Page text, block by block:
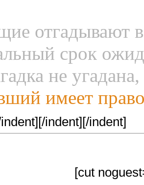
отгадывают
срок
не
имеет
indent][/indent][/indent]
[cut